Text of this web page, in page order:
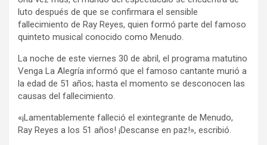
luto después de que se confirmara el sensible
fallecimiento de Ray Reyes, quien formó parte del famoso
quinteto musical conocido como Menudo.
La noche de este viernes 30 de abril, el programa matutino
Venga La Alegría informó que el famoso cantante murió a
la edad de 51 años; hasta el momento se desconocen las
causas del fallecimiento.
«¡Lamentablemente falleció el exintegrante de Menudo,
Ray Reyes a los 51 años! ¡Descanse en paz!», escribió.